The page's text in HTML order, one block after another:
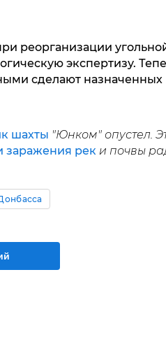
реорганизации
экспертизу.
сделают
шахты "Юнком" опустел.
заражения рек и почвы